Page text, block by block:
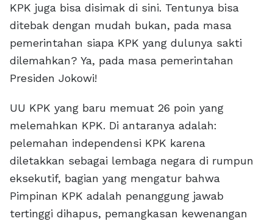
KPK juga bisa disimak di sini. Tentunya bisa
ditebak dengan mudah bukan, pada masa
pemerintahan siapa KPK yang dulunya sakti
dilemahkan? Ya, pada masa pemerintahan
Presiden Jokowi!
UU KPK yang baru memuat 26 poin yang
melemahkan KPK. Di antaranya adalah:
pelemahan independensi KPK karena
diletakkan sebagai lembaga negara di rumpun
eksekutif, bagian yang mengatur bahwa
Pimpinan KPK adalah penanggung jawab
tertinggi dihapus, pemangkasan kewenangan